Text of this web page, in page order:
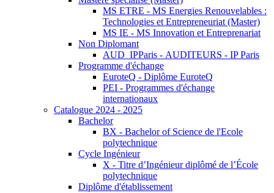
MS ETRE - MS Energies Renouvelables :
Technologies et Entrepreneuriat (Master)
MS IE - MS Innovation et Entreprenariat
Non Diplomant
AUD_IPParis - AUDITEURS - IP Paris
Programme d'échange
EuroteQ - Diplôme EuroteQ
PEI - Programmes d'échange
internationaux
Catalogue 2024 - 2025
Bachelor
BX - Bachelor of Science de l'Ecole
polytechnique
Cycle Ingénieur
X - Titre d’Ingénieur diplômé de l’École
polytechnique
Diplôme d'établissement